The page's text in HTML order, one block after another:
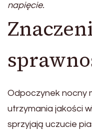
napięcie.
Odpoczynek nocny
utrzymania jakości
sprzyjają uczucie